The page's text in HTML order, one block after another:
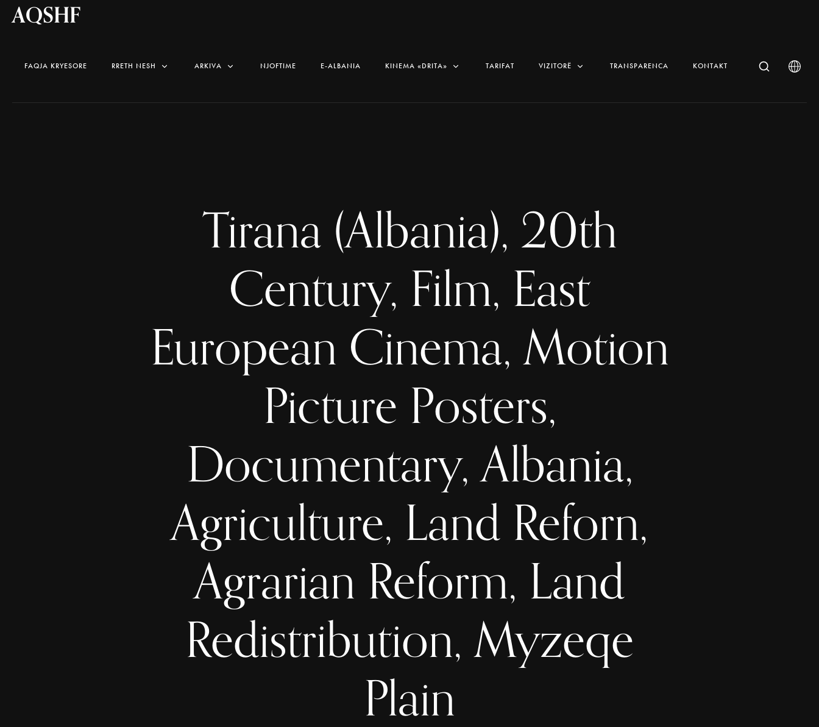
AQSHF
FAQJA KRYESORE RRETH NESH ARKIVA NJOFTIME E-ALBANIA KINEMA «DRITA» TARIFAT VIZITORË TRANSPARENCA KONTAKT
Tirana (Albania), 20th
Century, Film, East
European Cinema, Motion
Picture Posters,
Documentary, Albania,
Agriculture, Land Reforn,
Agrarian Reform, Land
Redistribution, Myzeqe
Plain